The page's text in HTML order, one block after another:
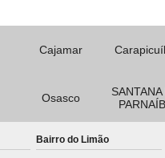
Cajamar
Osasco
SANTANA
Bairro do Limão